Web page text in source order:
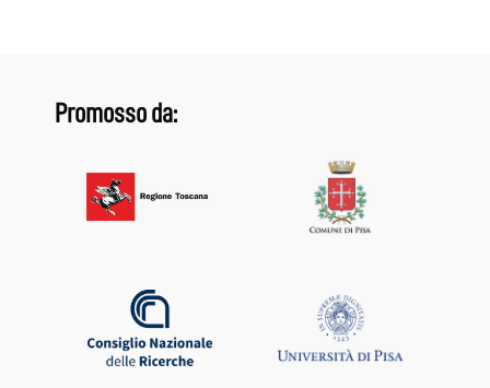
Promosso da: